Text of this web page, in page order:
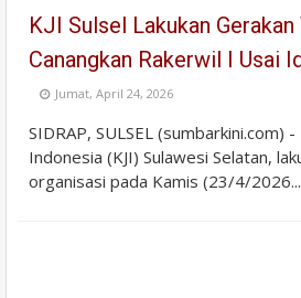
KJI Sulsel Lakukan Gerakan
Canangkan Rakerwil I Usai
Jumat, April 24, 2026
SIDRAP, SULSEL (sumbarkini.com)
Indonesia (KJI) Sulawesi Selatan,
organisasi pada Kamis (23/4/2026...